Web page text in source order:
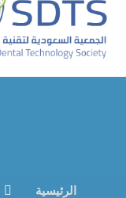
الرئيسية